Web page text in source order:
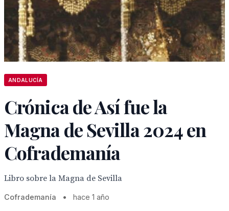
ANDALUCÍA
Crónica de Así fue la
Magna de Sevilla 2024 en
Cofrademanía
Libro sobre la Magna de Sevilla
Cofrademanía • hace 1 año